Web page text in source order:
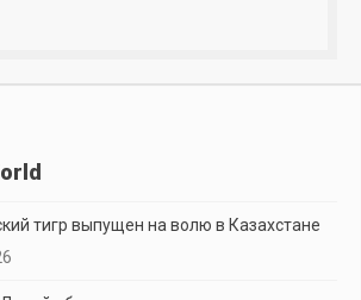
тигр выпущен на волю в Казахстане